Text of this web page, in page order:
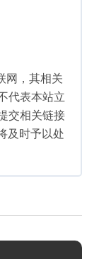
网，其相关
代表本站立
交相关链接
及时予以处